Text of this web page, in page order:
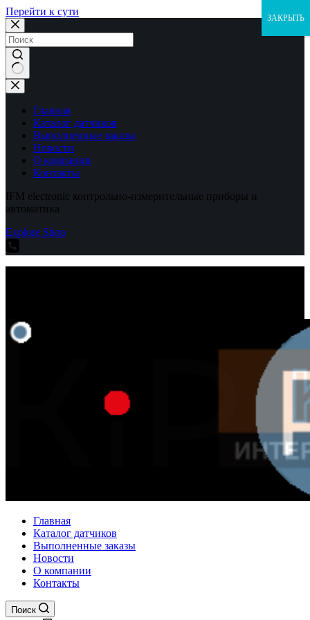
Перейти к сути
Ничего
не
найденоГлавная
Каталог датчиков
Выполненные заказы
Новости
О компании
Контакты
IFM electronic контрольно-измерительные приборы и
автоматика
Explore Shop
Главная
Каталог датчиков
Выполненные заказы
Новости
О компании
Контакты
Поиск
ЗАКРЫТЬ